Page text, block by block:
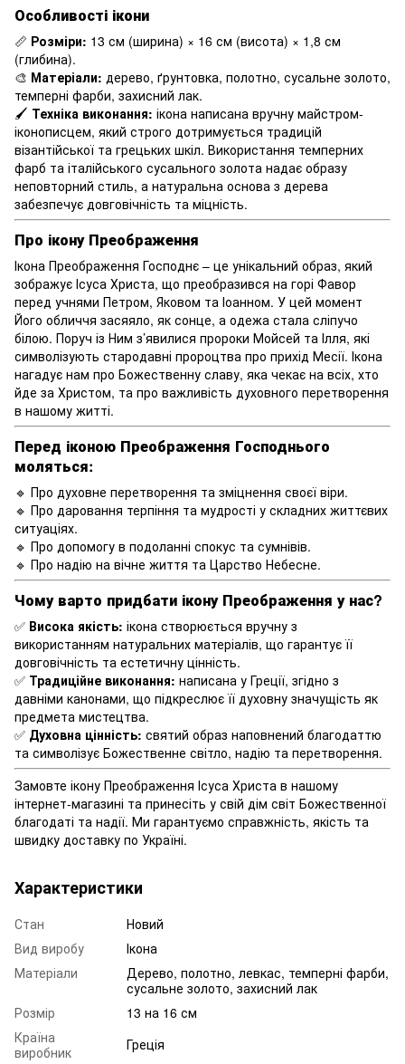
Особливості ікони
📏 Розміри: 13 см (ширина) × 16 см (висота) × 1,8 см
(глибина).
🎨 Матеріали: дерево, ґрунтовка, полотно, сусальне золото,
темперні фарби, захисний лак.
🖌 Техніка виконання: ікона написана вручну майстром-
іконописцем, який строго дотримується традицій
візантійської та грецьких шкіл. Використання темперних
фарб та італійського сусального золота надає образу
неповторний стиль, а натуральна основа з дерева
забезпечує довговічність та міцність.
Про ікону Преображення
Ікона Преображення Господнє – це унікальний образ, який
зображує Ісуса Христа, що преобразився на горі Фавор
перед учнями Петром, Яковом та Іоанном. У цей момент
Його обличчя засяяло, як сонце, а одежа стала сліпучо
білою. Поруч із Ним з’явилися пророки Мойсей та Ілля, які
символізують стародавні пророцтва про прихід Месії. Ікона
нагадує нам про Божественну славу, яка чекає на всіх, хто
йде за Христом, та про важливість духовного перетворення
в нашому житті.
Перед іконою Преображення Господнього
моляться:
🔹 Про духовне перетворення та зміцнення своєї віри.
🔹 Про даровання терпіння та мудрості у складних життєвих
ситуаціях.
🔹 Про допомогу в подоланні спокус та сумнівів.
🔹 Про надію на вічне життя та Царство Небесне.
Чому варто придбати ікону Преображення у нас?
✅ Висока якість: ікона створюється вручну з
використанням натуральних матеріалів, що гарантує її
довговічність та естетичну цінність.
✅ Традиційне виконання: написана у Греції, згідно з
давніми канонами, що підкреслює її духовну значущість як
предмета мистецтва.
✅ Духовна цінність: святий образ наповнений благодаттю
та символізує Божественне світло, надію та перетворення.
Замовте ікону Преображення Ісуса Христа в нашому
інтернет-магазині та принесіть у свій дім світ Божественної
благодаті та надії. Ми гарантуємо справжність, якість та
швидку доставку по Україні.
Характеристики
Стан
Новий
Вид виробу
Ікона
Матеріали
Дерево, полотно, левкас, темперні фарби,
сусальне золото, захисний лак
Розмір
13 на 16 см
Країна
виробник
Греція